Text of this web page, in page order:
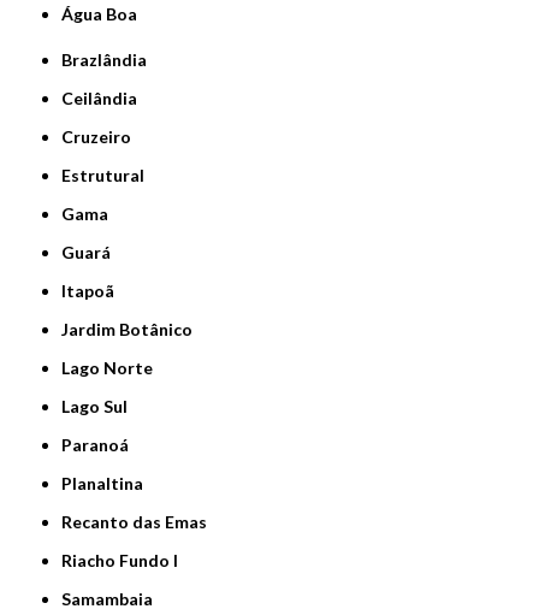
Água Boa
Brazlândia
Ceilândia
Cruzeiro
Estrutural
Gama
Guará
Itapoã
Jardim Botânico
Lago Norte
Lago Sul
Paranoá
Planaltina
Recanto das Emas
Riacho Fundo I
Samambaia